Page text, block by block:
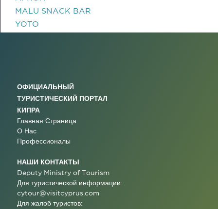
MALU SNACK BAR
YOTO
ОФИЦИАЛЬНЫЙ
ТУРИСТИЧЕСКИЙ ПОРТАЛ
КИПРА
Главная Страница
О Нас
Профессионалы
НАШИ КОНТАКТЫ
Deputy Ministry of Tourism
Для туристической информации:
cytour@visitcyprus.com
Для жалоб туристов: